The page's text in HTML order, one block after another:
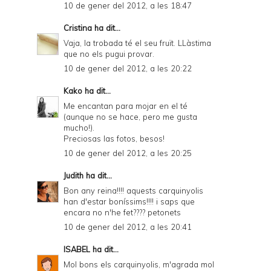
10 de gener del 2012, a les 18:47
Cristina ha dit...
Vaja, la trobada té el seu fruït. LLàstima
que no els pugui provar.
10 de gener del 2012, a les 20:22
Kako ha dit...
Me encantan para mojar en el té
(aunque no se hace, pero me gusta
mucho!).
Preciosas las fotos, besos!
10 de gener del 2012, a les 20:25
Judith ha dit...
Bon any reina!!!! aquests carquinyolis
han d'estar boníssims!!!! i saps que
encara no n'he fet???? petonets
10 de gener del 2012, a les 20:41
ISABEL ha dit...
Mol bons els carquinyolis, m'agrada mol